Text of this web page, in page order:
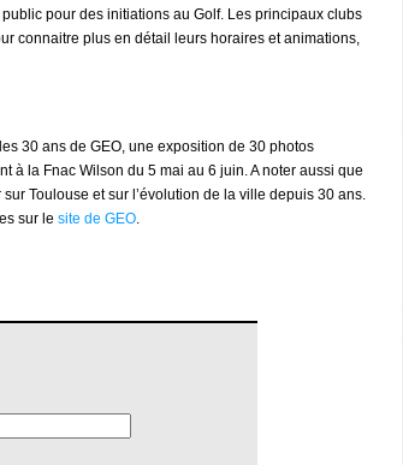
pour des initiations au Golf. Les principaux clubs
connaitre plus en détail leurs horaires et animations,
30 ans de GEO, une exposition de 30 photos
à la Fnac Wilson du 5 mai au 6 juin. A noter aussi que
Toulouse et sur l’évolution de la ville depuis 30 ans.
sur le site de GEO.